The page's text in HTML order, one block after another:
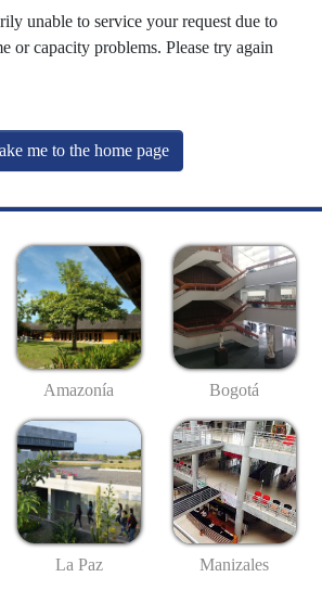
unable to service your request due to
or capacity problems. Please try again
me to the home page
Amazonía Bogotá
La Paz Manizales